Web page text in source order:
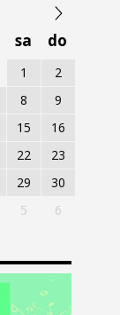
sa do
1
2
8
9
15
16
22
23
29
30
5 6